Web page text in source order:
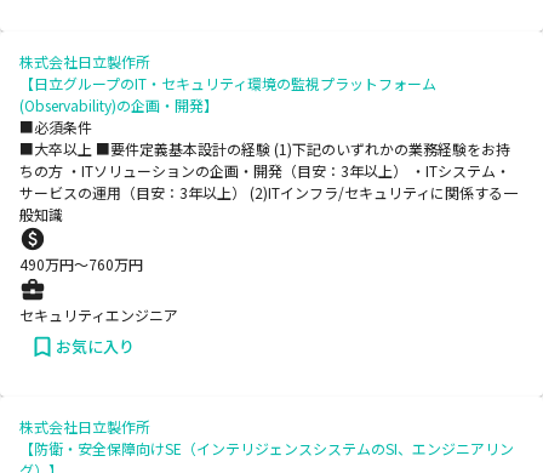
株式会社日立製作所
【日立グループのIT・セキュリティ環境の監視プラットフォーム
(Observability)の企画・開発】
■必須条件
■大卒以上 ■要件定義基本設計の経験 (1)下記のいずれかの業務経験をお持
ちの方 ・ITソリューションの企画・開発（目安：3年以上） ・ITシステム・
サービスの運用（目安：3年以上） (2)ITインフラ/セキュリティに関係する一
般知識
490万円〜760万円
セキュリティエンジニア
お気に入り
株式会社日立製作所
【防衛・安全保障向けSE（インテリジェンスシステムのSI、エンジニアリン